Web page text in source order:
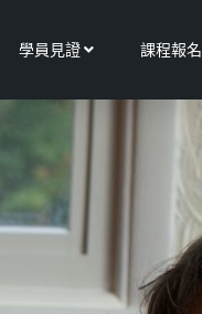
更多服務
學員見證Open 學員見證
課程報名